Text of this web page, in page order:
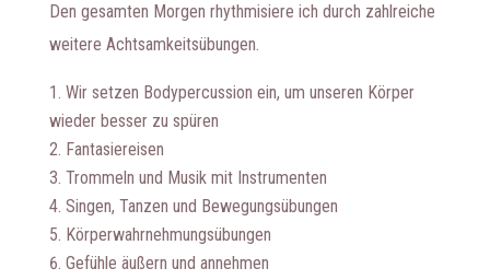
Den gesamten Morgen rhythmisiere ich durch zahlreiche
weitere Achtsamkeitsübungen.
Wir setzen Bodypercussion ein, um unseren Körper
wieder besser zu spüren
Fantasiereisen
Trommeln und Musik mit Instrumenten
Singen, Tanzen und Bewegungsübungen
Körperwahrnehmungsübungen
Gefühle äußern und annehmen